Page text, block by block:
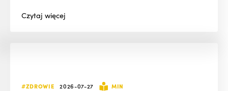
Czytajwięcej
#ZDROWIE 2026-07-27 MIN